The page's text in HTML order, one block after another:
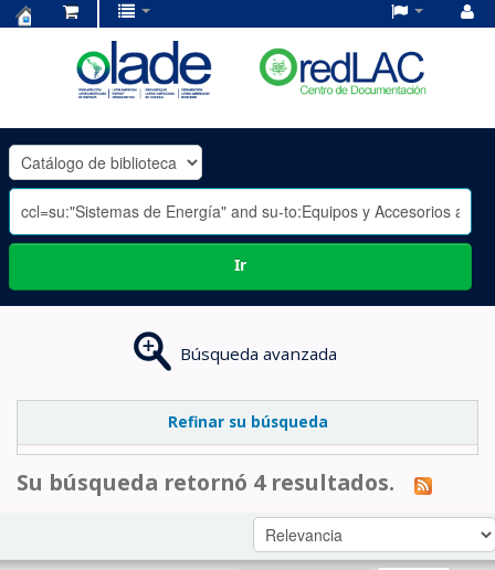
OLADE
-
Ir
Búsqueda avanzada
Refinar su búsqueda
Su búsqueda retornó 4 resultados.